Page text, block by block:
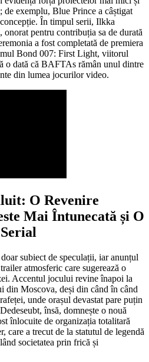
exemplu, Blue Prince a câștigat
În timpul serii, Ilkka
onorat pentru contribuția sa de durată
a fost completată de premiera
Bond 007: First Light, viitorul
o dată că BAFTAs rămân unul dintre
din lumea jocurilor video.
O Revenire
Mai Întunecată și O
subiect de speculații, iar anunțul
atmosferic care sugerează o
Accentul jocului revine înapoi la
din Moscova, deși din când în când
unde orașul devastat pare puțin
însă, domnește o nouă
înlocuite de organizația totalitară
care a trecut de la statutul de legendă
societatea prin frică și